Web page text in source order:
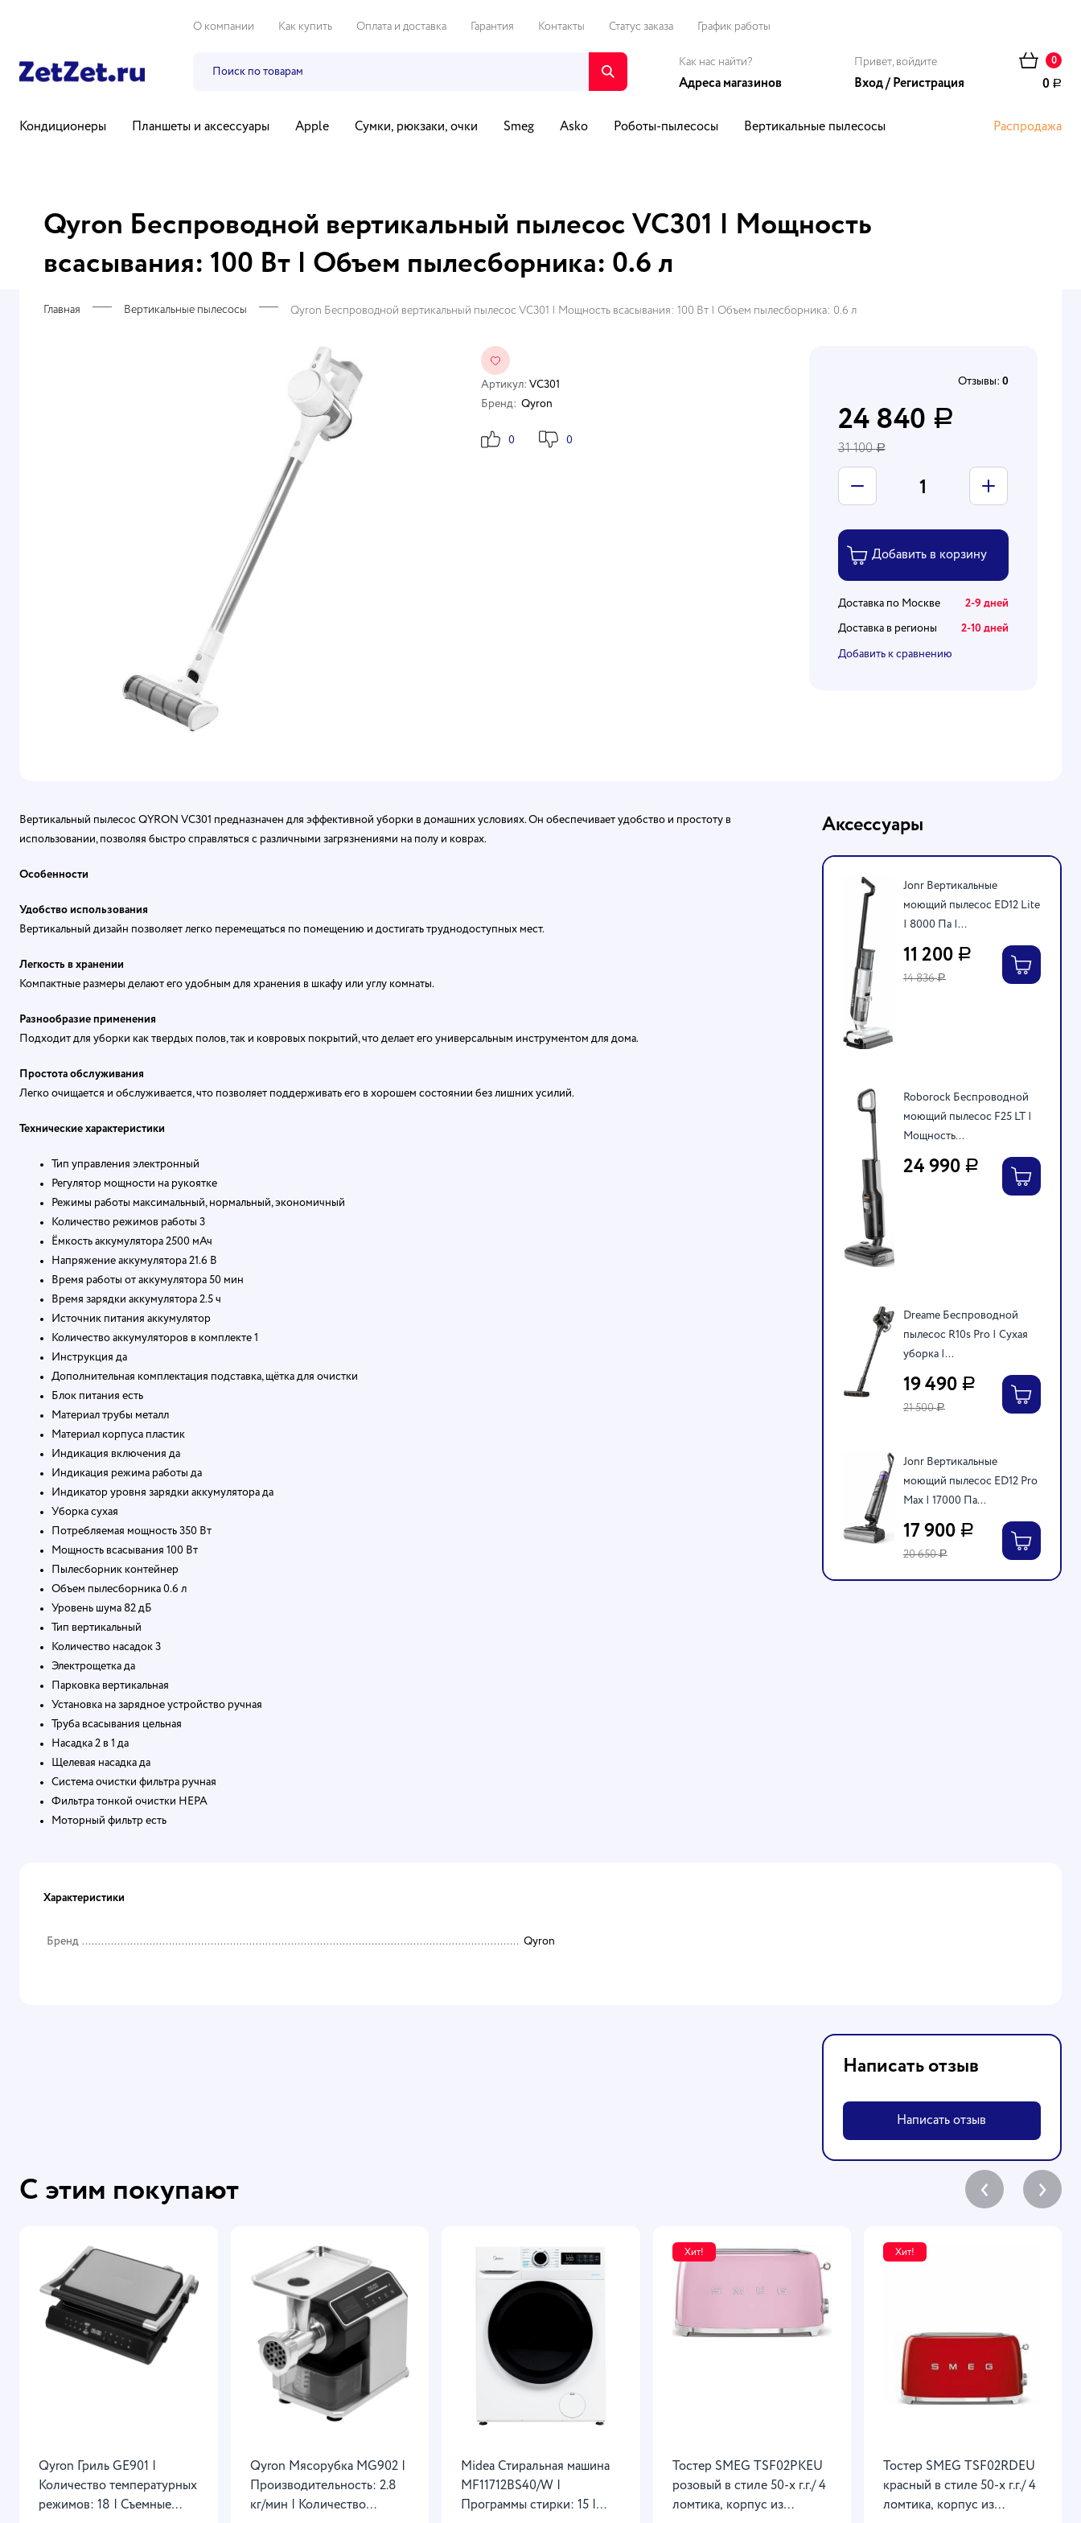
0
0 Р
Привет, войдите
Вход/ Регистрация
О компании Как купить Оплата и доставка Гарантия Контакты Статус заказа График работы
Как нас найти?
Адреса магазинов
Кондиционеры Планшеты и аксессуары Apple Сумки, рюкзаки, очки Smeg Asko Роботы-пылесосы
Вертикальные пылесосы
Распродажа
Qyron Беспроводной вертикальный пылесос VC301 | Мощность
всасывания: 100 Вт | Объем пылесборника: 0.6 л
Главная Вертикальные пылесосы Qyron Беспроводной вертикальный пылесос VC301 | Мощность всасывания: 100 Вт | Объем пылесборника: 0.6 л
Артикул: VC301
Бренд: Qyron
0 0
Отзывы: 0
24 840 Р
31 100Р
Доставка по Москве 2-9 дней
Доставка в регионы 2-10 дней
Добавить к сравнению
Вертикальный пылесос QYRON VC301 предназначен для эффективной уборки в домашних условиях. Он обеспечивает удобство и простоту в
использовании, позволяя быстро справляться с различными загрязнениями на полу и коврах.
Особенности
Удобство использования
Вертикальный дизайн позволяет легко перемещаться по помещению и достигать труднодоступных мест.
Легкость в хранении
Компактные размеры делают его удобным для хранения в шкафу или углу комнаты.
Разнообразие применения
Подходит для уборки как твердых полов, так и ковровых покрытий, что делает его универсальным инструментом для дома.
Простота обслуживания
Легко очищается и обслуживается, что позволяет поддерживать его в хорошем состоянии без лишних усилий.
Технические характеристики
Тип управления электронный
Регулятор мощности на рукоятке
Режимы работы максимальный, нормальный, экономичный
Количество режимов работы 3
Ёмкость аккумулятора 2500 мАч
Напряжение аккумулятора 21.6 В
Время работы от аккумулятора 50 мин
Время зарядки аккумулятора 2.5 ч
Источник питания аккумулятор
Количество аккумуляторов в комплекте 1
Инструкция да
Дополнительная комплектация подставка, щётка для очистки
Блок питания есть
Материал трубы металл
Материал корпуса пластик
Индикация включения да
Индикация режима работы да
Индикатор уровня зарядки аккумулятора да
Уборка сухая
Потребляемая мощность 350 Вт
Мощность всасывания 100 Вт
Пылесборник контейнер
Объем пылесборника 0.6 л
Уровень шума 82 дБ
Тип вертикальный
Количество насадок 3
Электрощетка да
Парковка вертикальная
Установка на зарядное устройство ручная
Труба всасывания цельная
Насадка 2 в 1 да
Щелевая насадка да
Система очистки фильтра ручная
Фильтра тонкой очистки НЕРА
Моторный фильтр есть
Аксессуары
Jonr Вертикальные
моющий пылесос ED12 Lite
| 8000 Па |...
11 200 Р
14 836Р
Roborock Беспроводной
моющий пылесос F25 LT |
Мощность...
24 990 Р
Dreame Беспроводной
пылесос R10s Pro | Сухая
уборка |...
19 490 Р
21 500Р
Jonr Вертикальные
моющий пылесос ED12 Pro
Max | 17000 Па...
17 900 Р
20 650Р
Характеристики
Бренд Qyron
Написать отзыв
Написать отзыв
С этим покупают
Qyron Гриль GE901 |
Количество температурных
режимов: 18 | Съемные
Qyron Мясорубка MG902 |
Производительность: 2.8
кг/мин | Количество
Midea Стиральная машина
MF11712BS40/W |
Программы стирки: 15 |
Хит!
Тостер SMEG TSF02PKEU
розовый в стиле 50-х г.г./ 4
ломтика, корпус из
Хит!
Тостер SMEG TSF02RDEU
красный в стиле 50-х г.г./ 4
ломтика, корпус из
‹ ›